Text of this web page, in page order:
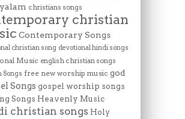
christians songs
christian
Contemporary Songs
christian song devotional hindi songs
Music english christian songs
Songs free new worship music god
Songs gospel worship songs
Songs Heavenly Music
christian songs Holy